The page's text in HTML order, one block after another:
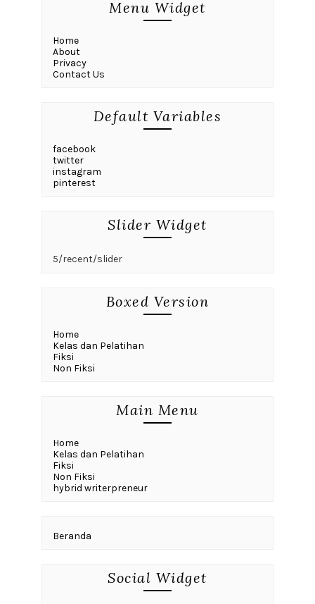
Menu Widget
Home
About
Privacy
Contact Us
Default Variables
facebook
twitter
instagram
pinterest
Slider Widget
5/recent/slider
Boxed Version
Home
Kelas dan Pelatihan
Fiksi
Non Fiksi
Main Menu
Home
Kelas dan Pelatihan
Fiksi
Non Fiksi
hybrid writerpreneur
Beranda
Social Widget